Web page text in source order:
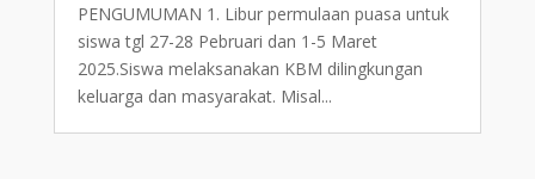
PENGUMUMAN 1. Libur permulaan puasa untuk
siswa tgl 27-28 Pebruari dan 1-5 Maret
2025.Siswa melaksanakan KBM dilingkungan
keluarga dan masyarakat. Misal...